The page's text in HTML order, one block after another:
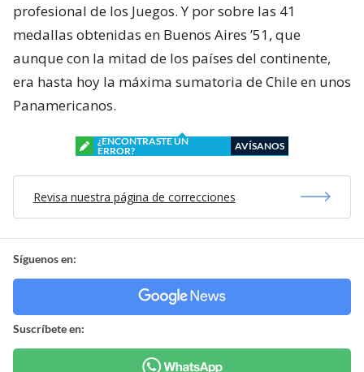
profesional de los Juegos. Y por sobre las 41
medallas obtenidas en Buenos Aires ’51, que
aunque con la mitad de los países del continente,
era hasta hoy la máxima sumatoria de Chile en unos
Panamericanos.
¿ENCONTRASTE UN
ERROR?
AVÍSANOS
Revisa nuestra página de correcciones
Síguenos en:
Suscríbete en: